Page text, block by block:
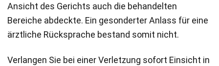
Ansicht des Gerichts auch die behandelten
Bereiche abdeckte. Ein gesonderter Anlass für eine
ärztliche Rücksprache bestand somit nicht.
Verlangen Sie bei einer Verletzung sofort Einsicht in